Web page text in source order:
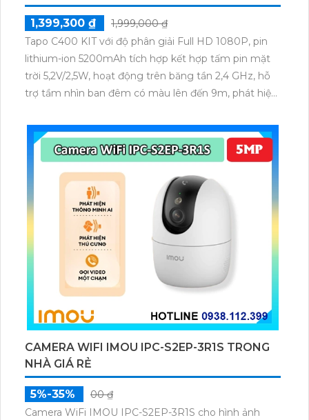
1,399,300 ₫
1,999,000 ₫
Tapo C400 KIT với độ phân giải Full HD 1080P, pin
lithium-ion 5200mAh tích hợp kết hợp tấm pin mặt
trời 5,2V/2,5W, hoạt động trên băng tần 2,4 GHz, hỗ
trợ tầm nhìn ban đêm có màu lên đến 9m, phát hiện
dữ liệu qua thẻ microSD lên đến 512GB.
CAMERA WIFI IMOU IPC-S2EP-3R1S TRONG
NHÀ GIÁ RẺ
5%-35%
00 ₫
Camera WiFi IMOU IPC-S2EP-3R1S cho hình ảnh